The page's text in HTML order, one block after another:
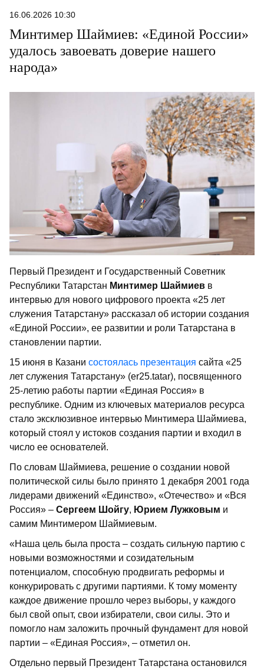
16.06.2026 10:30
Минтимер Шаймиев: «Единой России»
удалось завоевать доверие нашего
народа»
Первый Президент и Государственный Советник
Республики Татарстан Минтимер Шаймиев в
интервью для нового цифрового проекта «25 лет
служения Татарстану» рассказал об истории создания
«Единой России», ее развитии и роли Татарстана в
становлении партии.
15 июня в Казани состоялась презентация сайта «25
лет служения Татарстану» (er25.tatar), посвященного
25-летию работы партии «Единая Россия» в
республике. Одним из ключевых материалов ресурса
стало эксклюзивное интервью Минтимера Шаймиева,
который стоял у истоков создания партии и входил в
число ее основателей.
По словам Шаймиева, решение о создании новой
политической силы было принято 1 декабря 2001 года
лидерами движений «Единство», «Отечество» и «Вся
Россия» – Сергеем Шойгу, Юрием Лужковым и
самим Минтимером Шаймиевым.
«Наша цель была проста – создать сильную партию с
новыми возможностями и созидательным
потенциалом, способную продвигать реформы и
конкурировать с другими партиями. К тому моменту
каждое движение прошло через выборы, у каждого
был свой опыт, свои избиратели, свои силы. Это и
помогло нам заложить прочный фундамент для новой
партии – «Единая Россия», – отметил он.
Отдельно первый Президент Татарстана остановился